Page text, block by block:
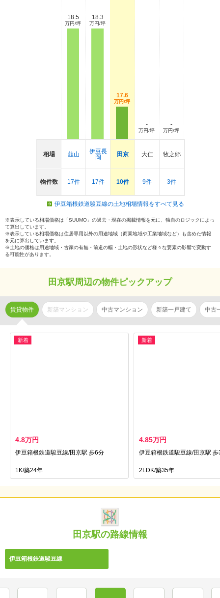
相場
物件数
18.5
万円/坪
韮山
17件
18.3
万円/坪
伊豆長
岡
17件
17.6
万円/坪
田京
10件
-
万円/坪
大仁
9件
-
万円/坪
牧之郷
3件
伊豆箱根鉄道駿豆線の土地相場情報をすべて見る
※表示している相場価格は「SUUMO」の過去・現在の掲載情報を元に、独自のロジックによっ
て算出しています。
※表示している相場価格は住居専用以外の用途地域（商業地域や工業地域など）も含めた情報
を元に算出しています。
※土地の価格は用途地域・古家の有無・前道の幅・土地の形状など様々な要素の影響で変動す
る可能性があります。
田京駅周辺の物件ピックアップ
賃貸物件 新築マンション 中古マンション 新築一戸建て 中古
新着
4.8万円
伊豆箱根鉄道駿豆線/田京駅 歩6分
1K/築24年
新着
4.85万円
伊豆箱根鉄道駿豆線/田京駅
2LDK/築35年
田京駅の路線情報
伊豆箱根鉄道駿豆線